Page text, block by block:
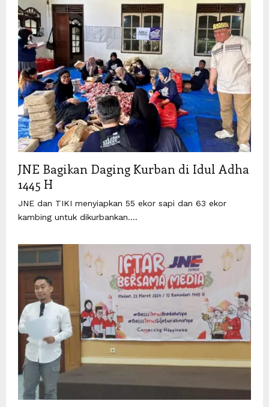
JNE Bagikan Daging Kurban di Idul Adha
1445 H
JNE dan TIKI menyiapkan 55 ekor sapi dan 63 ekor
kambing untuk dikurbankan....